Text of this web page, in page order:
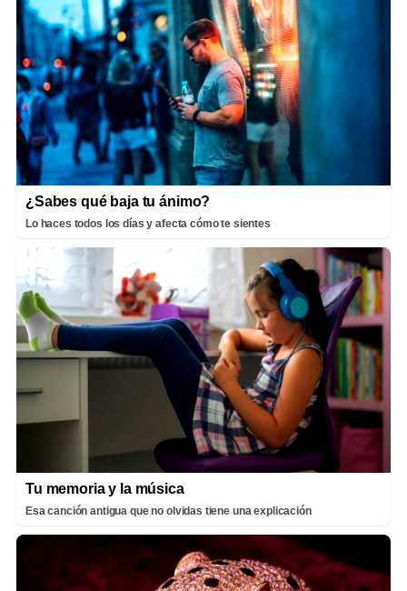
¿Sabes qué baja tu ánimo?
Lo haces todos los días y afecta cómo te sientes
Tu memoria y la música
Esa canción antigua que no olvidas tiene una explicación